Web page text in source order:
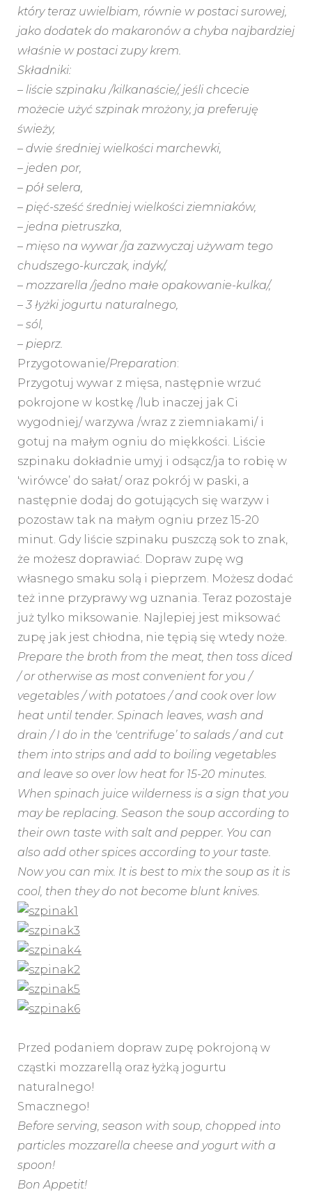
który teraz uwielbiam, równie w postaci surowej,
jako dodatek do makaronów a chyba najbardziej
właśnie w postaci zupy krem.
Składniki:
– liście szpinaku /kilkanaście/, jeśli chcecie
możecie użyć szpinak mrożony, ja preferuję
świeży,
– dwie średniej wielkości marchewki,
– jeden por,
– pół selera,
– pięć-sześć średniej wielkości ziemniaków,
– jedna pietruszka,
– mięso na wywar /ja zazwyczaj używam tego
chudszego-kurczak, indyk/,
– mozzarella /jedno małe opakowanie-kulka/,
– 3 łyżki jogurtu naturalnego,
– sól,
– pieprz.
Przygotowanie/Preparation:
Przygotuj wywar z mięsa, następnie wrzuć
pokrojone w kostkę /lub inaczej jak Ci
wygodniej/ warzywa /wraz z ziemniakami/ i
gotuj na małym ogniu do miękkości. Liście
szpinaku dokładnie umyj i odsącz/ja to robię w
'wirówce’ do sałat/ oraz pokrój w paski, a
następnie dodaj do gotujących się warzyw i
pozostaw tak na małym ogniu przez 15-20
minut. Gdy liście szpinaku puszczą sok to znak,
że możesz doprawiać. Dopraw zupę wg
własnego smaku solą i pieprzem. Możesz dodać
też inne przyprawy wg uznania. Teraz pozostaje
już tylko miksowanie. Najlepiej jest miksować
zupę jak jest chłodna, nie tępią się wtedy noże.
Prepare the broth from the meat, then toss diced
/ or otherwise as most convenient for you /
vegetables / with potatoes / and cook over low
heat until tender. Spinach leaves, wash and
drain / I do in the 'centrifuge’ to salads / and cut
them into strips and add to boiling vegetables
and leave so over low heat for 15-20 minutes.
When spinach juice wilderness is a sign that you
may be replacing. Season the soup according to
their own taste with salt and pepper. You can
also add other spices according to your taste.
Now you can mix. It is best to mix the soup as it is
cool, then they do not become blunt knives.
Przed podaniem dopraw zupę pokrojoną w
cząstki mozzarellą oraz łyżką jogurtu
naturalnego!
Smacznego!
Before serving, season with soup, chopped into
particles mozzarella cheese and yogurt with a
spoon!
Bon Appetit!